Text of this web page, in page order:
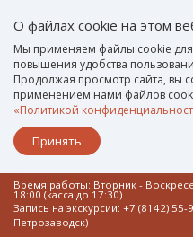
О файлах cookie на этом
Мы применяем файлы cookie
повышения удобства
Продолжая просмотр сайта, вы
применением нами файлов
«Политикой
Принять
Время работы: Вторник -
18:00 (касса до 17:30)
Запись на экскурсии: +7 (8142) 55-
Петрозаводск)